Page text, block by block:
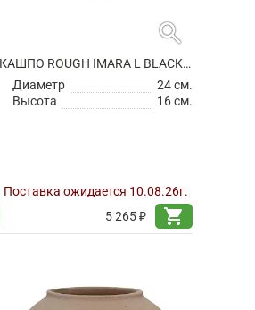
search
КАШПО ROUGH IMARA L BLACK WASHED
Диаметр
24 см.
Высота
16 см.
Поставка ожидается 10.08.26г.
5 265 ₽
shopping_cart